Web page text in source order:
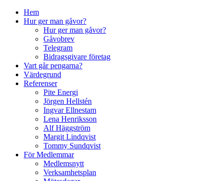
Skip
Hem
Hur ger man gåvor?
Hur ger man gåvor?
Gåvobrev
Telegram
Bidragsgivare företag
Vart går pengarna?
Värdegrund
Referenser
Pite Energi
Jörgen Hellstén
Ingvar Ellnestam
Lena Henriksson
Alf Häggström
Margit Lindqvist
Tommy Sundqvist
För Medlemmar
Medlemsnytt
Verksamhetsplan